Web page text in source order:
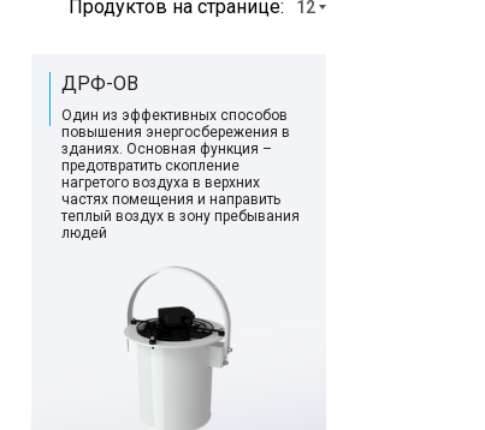
Продуктов на странице: 12
ДРФ-ОВ
Один из эффективных способов
повышения энергосбережения в
зданиях. Основная функция –
предотвратить скопление
нагретого воздуха в верхних
частях помещения и направить
теплый воздух в зону пребывания
людей